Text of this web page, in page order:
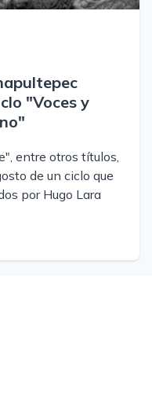
"Voces y
entre otros títulos,
de un ciclo que
por Hugo Lara